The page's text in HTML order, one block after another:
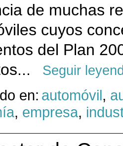
de muchas
cuyos
del Plan
Seguir
en: automóvil,
, empresa,